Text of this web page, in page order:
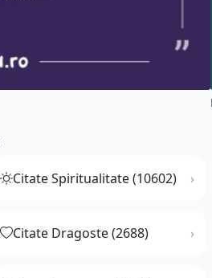
Citate Spiritualitate (10602)
Citate Dragoste (2688)